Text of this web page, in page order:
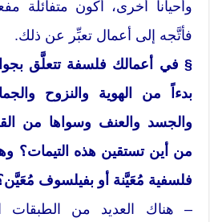
وأحياناً أخرى، أكون متفائلة
فأتَّجه إلى أعمال تعبِّر عن ذلك.
§ في أعمالك فلسفة تتعلَّق
بدءاً من الهوية والنزوح
والجسد والعنف وسواها من
من أين تستقين هذه التيمات؟
فلسفية مُعَيَّنة أو بفيلسوف
– هناك العديد من الطبقات